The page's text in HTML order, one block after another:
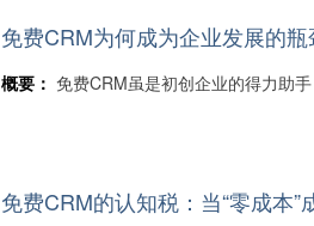
免费CRM为何成为企业发展的
概要： 免费CRM虽是初创企业的得力助
免费CRM的认知税：当“零成本